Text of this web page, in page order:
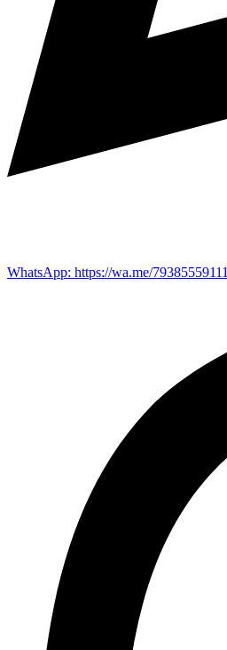
WhatsApp: https://wa.me/79385559111